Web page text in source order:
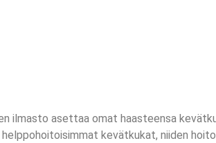
ilmasto asettaa omat haasteensa
kevätkukat, niiden